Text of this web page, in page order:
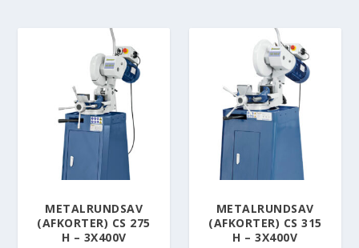
METALRUNDSAV
(AFKORTER) CS 275
H – 3X400V
METALRUNDSAV
(AFKORTER) CS 315
H – 3X400V